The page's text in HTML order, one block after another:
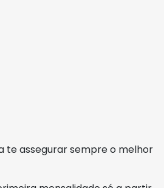
te assegurar sempre o melhor